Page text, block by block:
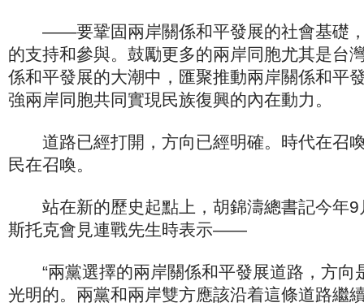
——要鞏固兩岸關係和平發展的社會基礎，
的支持和參與。鼓勵更多的兩岸同胞尤其是台
係和平發展的大潮中，匯聚推動兩岸關係和平
強兩岸同胞共同實現民族復興的內在動力。
道路已經打開，方向已經明確。時代在召
民在召喚。
站在新的歷史起點上，胡錦濤總書記今年9
斯托克會見連戰先生時表示——
“兩黨選擇的兩岸關係和平發展道路，方向
光明的。兩黨和兩岸雙方應該沿着這條道路繼